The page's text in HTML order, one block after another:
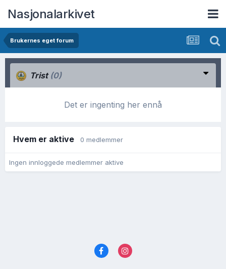
Nasjonalarkivet
Brukernes eget forum
Trist (0)
Det er ingenting her ennå
Hvem er aktive 0 medlemmer
Ingen innloggede medlemmer aktive